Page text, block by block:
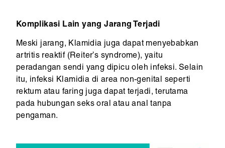
Komplikasi Lain yang Jarang Terjadi
Meski jarang, Klamidia juga dapat menyebabkan
artritis reaktif (Reiter’s syndrome), yaitu
peradangan sendi yang dipicu oleh infeksi. Selain
itu, infeksi Klamidia di area non-genital seperti
rektum atau faring juga dapat terjadi, terutama
pada hubungan seks oral atau anal tanpa
pengaman.